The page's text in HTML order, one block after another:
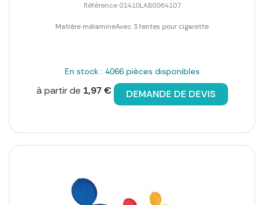
Référence 01410LAB0064107
Matière mélamineAvec 3 fentes pour cigarette
En stock : 4066 pièces disponibles
à partir de 1,97 € DEMANDE DE DEVIS